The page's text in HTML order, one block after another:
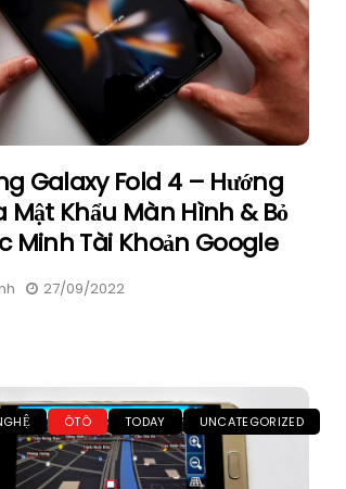
Galaxy Fold 4 – Hướng
Mật Khẩu Màn Hình & Bỏ
Minh Tài Khoản Google
27/09/2022
ÔTÔ TODAY
UNCATEGORIZED